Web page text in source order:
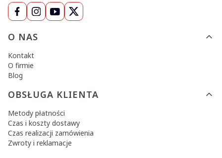
Linki w stopce
O NAS
Kontakt
O firmie
Blog
OBSŁUGA KLIENTA
Metody płatności
Czas i koszty dostawy
Czas realizacji zamówienia
Zwroty i reklamacje